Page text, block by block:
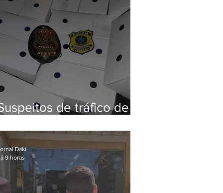
de tráfico de
com 50 aves
Daki
9 horas